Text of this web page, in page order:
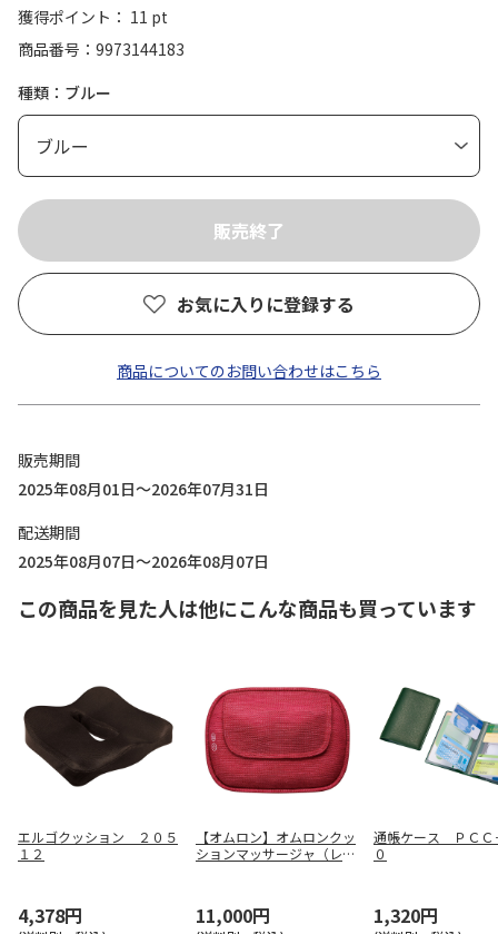
獲得ポイント： 11 pt
商品番号
9973144183
種類：ブルー
お気に入りに登録する
商品についてのお問い合わせはこちら
販売期間
2025年08月01日～2026年07月31日
配送期間
2025年08月07日～2026年08月07日
この商品を見た人は他にこんな商品も買っています
エルゴクッション ２０５
１２
4,378円
【オムロン】オムロンクッ
ションマッサージャ（レッ
11,000円
通帳ケース ＰＣＣ
０
1,320円